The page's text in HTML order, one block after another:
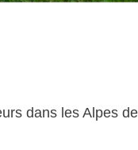
dans les Alpes